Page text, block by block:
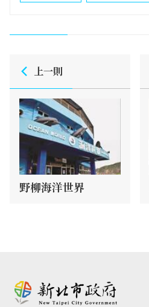
上一則
野柳海洋世界